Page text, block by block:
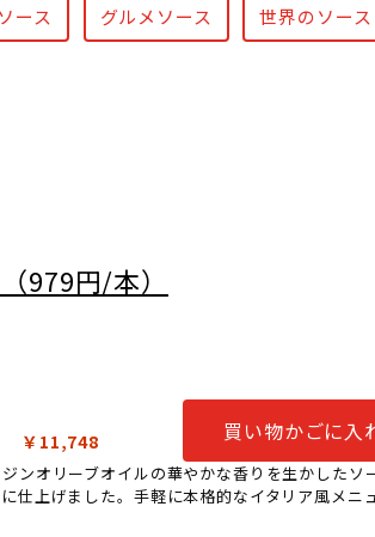
ース グルメソース 世界のソース
979円/本）
￥11,748 買い物かごに入
ンオリーブオイルの華やかな香りを生かしたソ
仕上げました。手軽に本格的なイタリア風メニ